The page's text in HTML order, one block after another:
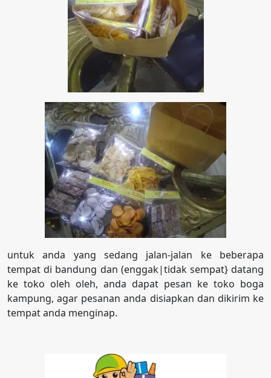
untuk anda yang sedang jalan-jalan ke beberapa
tempat di bandung dan (enggak|tidak sempat} datang
ke toko oleh oleh, anda dapat pesan ke toko boga
kampung, agar pesanan anda disiapkan dan dikirim ke
tempat anda menginap.